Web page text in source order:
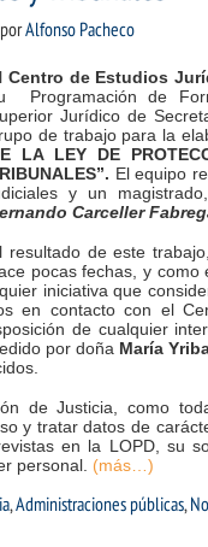
porAlfonso Pacheco
Centro de Estudios
Programación de
Jurídico de
de trabajo para la
LA LEY DE
El equipo
y un
Carceller
resultado de este
pocas fechas, y como
iniciativa que
en contacto con el
de cualquier
por doña María
de Justicia, como
y tratar datos de
en la LOPD, su
personal. (más…)
,Administraciones públicas,